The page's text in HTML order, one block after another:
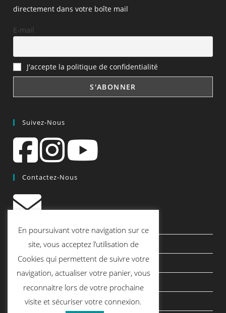
directement dans votre boîte mail
E-mail
J'accepte la politique de confidentialité
Suivez-Nous
Contactez-Nous
contact@quiscrap.fr
Les Fiches Techniques et les Tutos
Le Blog
Conditions générales de vente
Mentions légales
En poursuivant votre navigation sur ce
site, vous acceptez l’utilisation de
Cookies qui permettent de suivre votre
navigation, actualiser votre panier, vous
reconnaitre lors de votre prochaine
visite et sécuriser votre connexion.